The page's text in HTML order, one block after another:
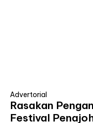
Advertorial
Rasakan
Festival